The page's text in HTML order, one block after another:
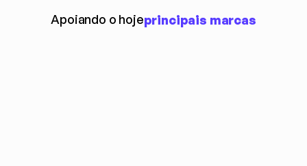
Apoiando o hojeprincipais marcas